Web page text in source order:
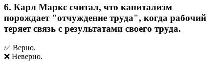
6. Карл Маркс считал, что капитализм
порождает "отчуждение труда", когда рабочий
теряет связь с результатами своего труда.
✅ Верно.
❌ Неверно.